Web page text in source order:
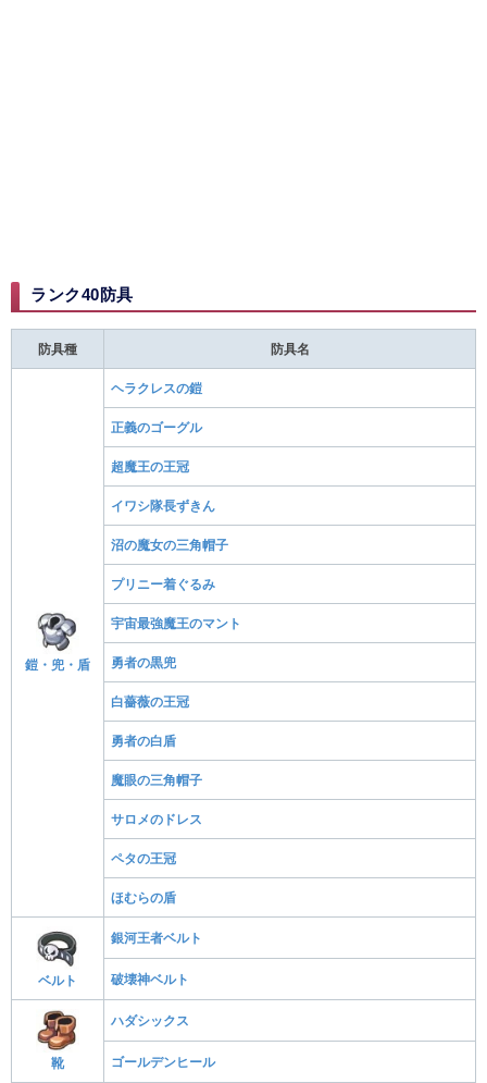
ランク40防具
防具種 防具名
鎧・兜・盾
ヘラクレスの鎧
正義のゴーグル
超魔王の王冠
イワシ隊長ずきん
沼の魔女の三角帽子
プリニー着ぐるみ
宇宙最強魔王のマント
勇者の黒兜
白薔薇の王冠
勇者の白盾
魔眼の三角帽子
サロメのドレス
ペタの王冠
ほむらの盾
ベルト
銀河王者ベルト
破壊神ベルト
靴
ハダシックス
ゴールデンヒール